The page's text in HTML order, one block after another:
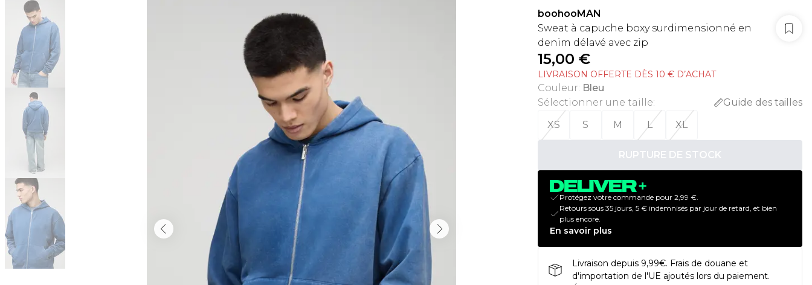
boohooMAN
Sweat à capuche boxy surdimensionné en
denim délavé avec zip
15,00 €
LIVRAISON OFFERTE DÈS 10 € D’ACHAT
Couleur: Bleu
Sélectionner une taille:
Guide des tailles
XS
S M L XL
RUPTURE DE STOCK
Protégez votre commande pour 2,99 €.
Retours sous 35 jours, 5 € indemnisés par jour de retard, et bien
plus encore.
En savoir plus
Livraison depuis 9,99€. Frais de douane et
d'importation de l'UE ajoutés lors du paiement.